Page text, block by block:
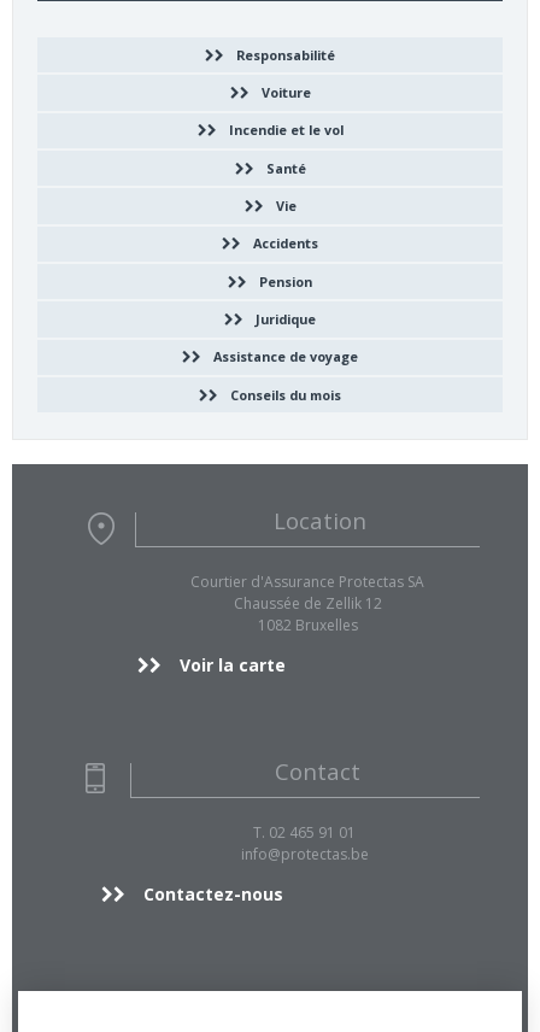
Responsabilité
Voiture
Incendie et le vol
Santé
Vie
Accidents
Pension
Juridique
Assistance de voyage
Conseils du mois
Location
Courtier d'Assurance Protectas SA
Chaussée de Zellik 12
1082 Bruxelles
Voir la carte
Contact
T. 02 465 91 01
info@protectas.be
Contactez-nous
Info supp.